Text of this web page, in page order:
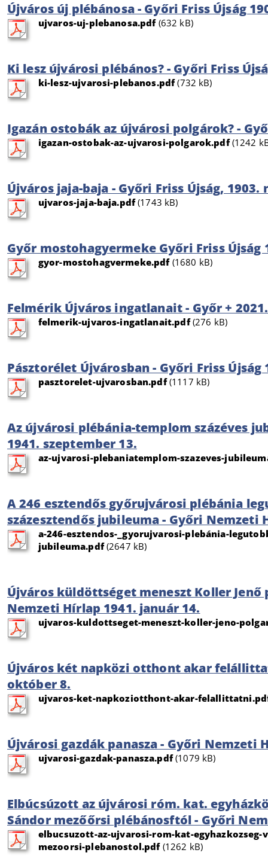
Újváros új plébánosa - Győri Friss Újság
ujvaros-uj-plebanosa.pdf(632 kB)
Ki lesz újvárosi plébános? - Győri Friss
ki-lesz-ujvarosi-plebanos.pdf(732 kB)
Igazán ostobák az újvárosi polgárok? -
igazan-ostobak-az-ujvarosi-polgarok.pdf(1242
Újváros jaja-baja - Győri Friss Újság, 1903.
ujvaros-jaja-baja.pdf(1743 kB)
Győr mostohagyermeke Győri Friss Újság
gyor-mostohagvermeke.pdf(1680 kB)
Felmérik Újváros ingatlanait - Győr +
felmerik-ujvaros-ingatlanait.pdf(276 kB)
Pásztorélet Újvárosban - Győri Friss Újság
pasztorelet-ujvarosban.pdf(1117 kB)
Az újvárosi plébánia-templom százéves
1941. szeptember 13.
az-ujvarosi-plebaniatemplom-szazeves-
A 246 esztendős győrujvárosi plébánia
százesztendős jubileuma - Győri Nemzeti
a-246-esztendos-_gyorujvarosi-plebánia-
jubileuma.pdf(2647 kB)
Újváros küldöttséget meneszt Koller Jenő
Nemzeti Hírlap 1941. január 14.
ujvaros-kuldottseget-meneszt-koller-jeno-
Újváros két napközi otthont akar
október 8.
ujvaros-ket-napkoziotthont-akar-
Újvárosi gazdák panasza - Győri Nemzeti
ujvarosi-gazdak-panasza.pdf(1079 kB)
Elbúcsúzott az újvárosi róm. kat.
Sándor mezőőrsi plébánosftól - Győri
elbucsuzott-az-ujvarosi-rom-kat-
mezoorsi-plebanostol.pdf(1262 kB)